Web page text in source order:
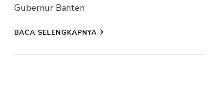
Gubernur Banten
BACA SELENGKAPNYA